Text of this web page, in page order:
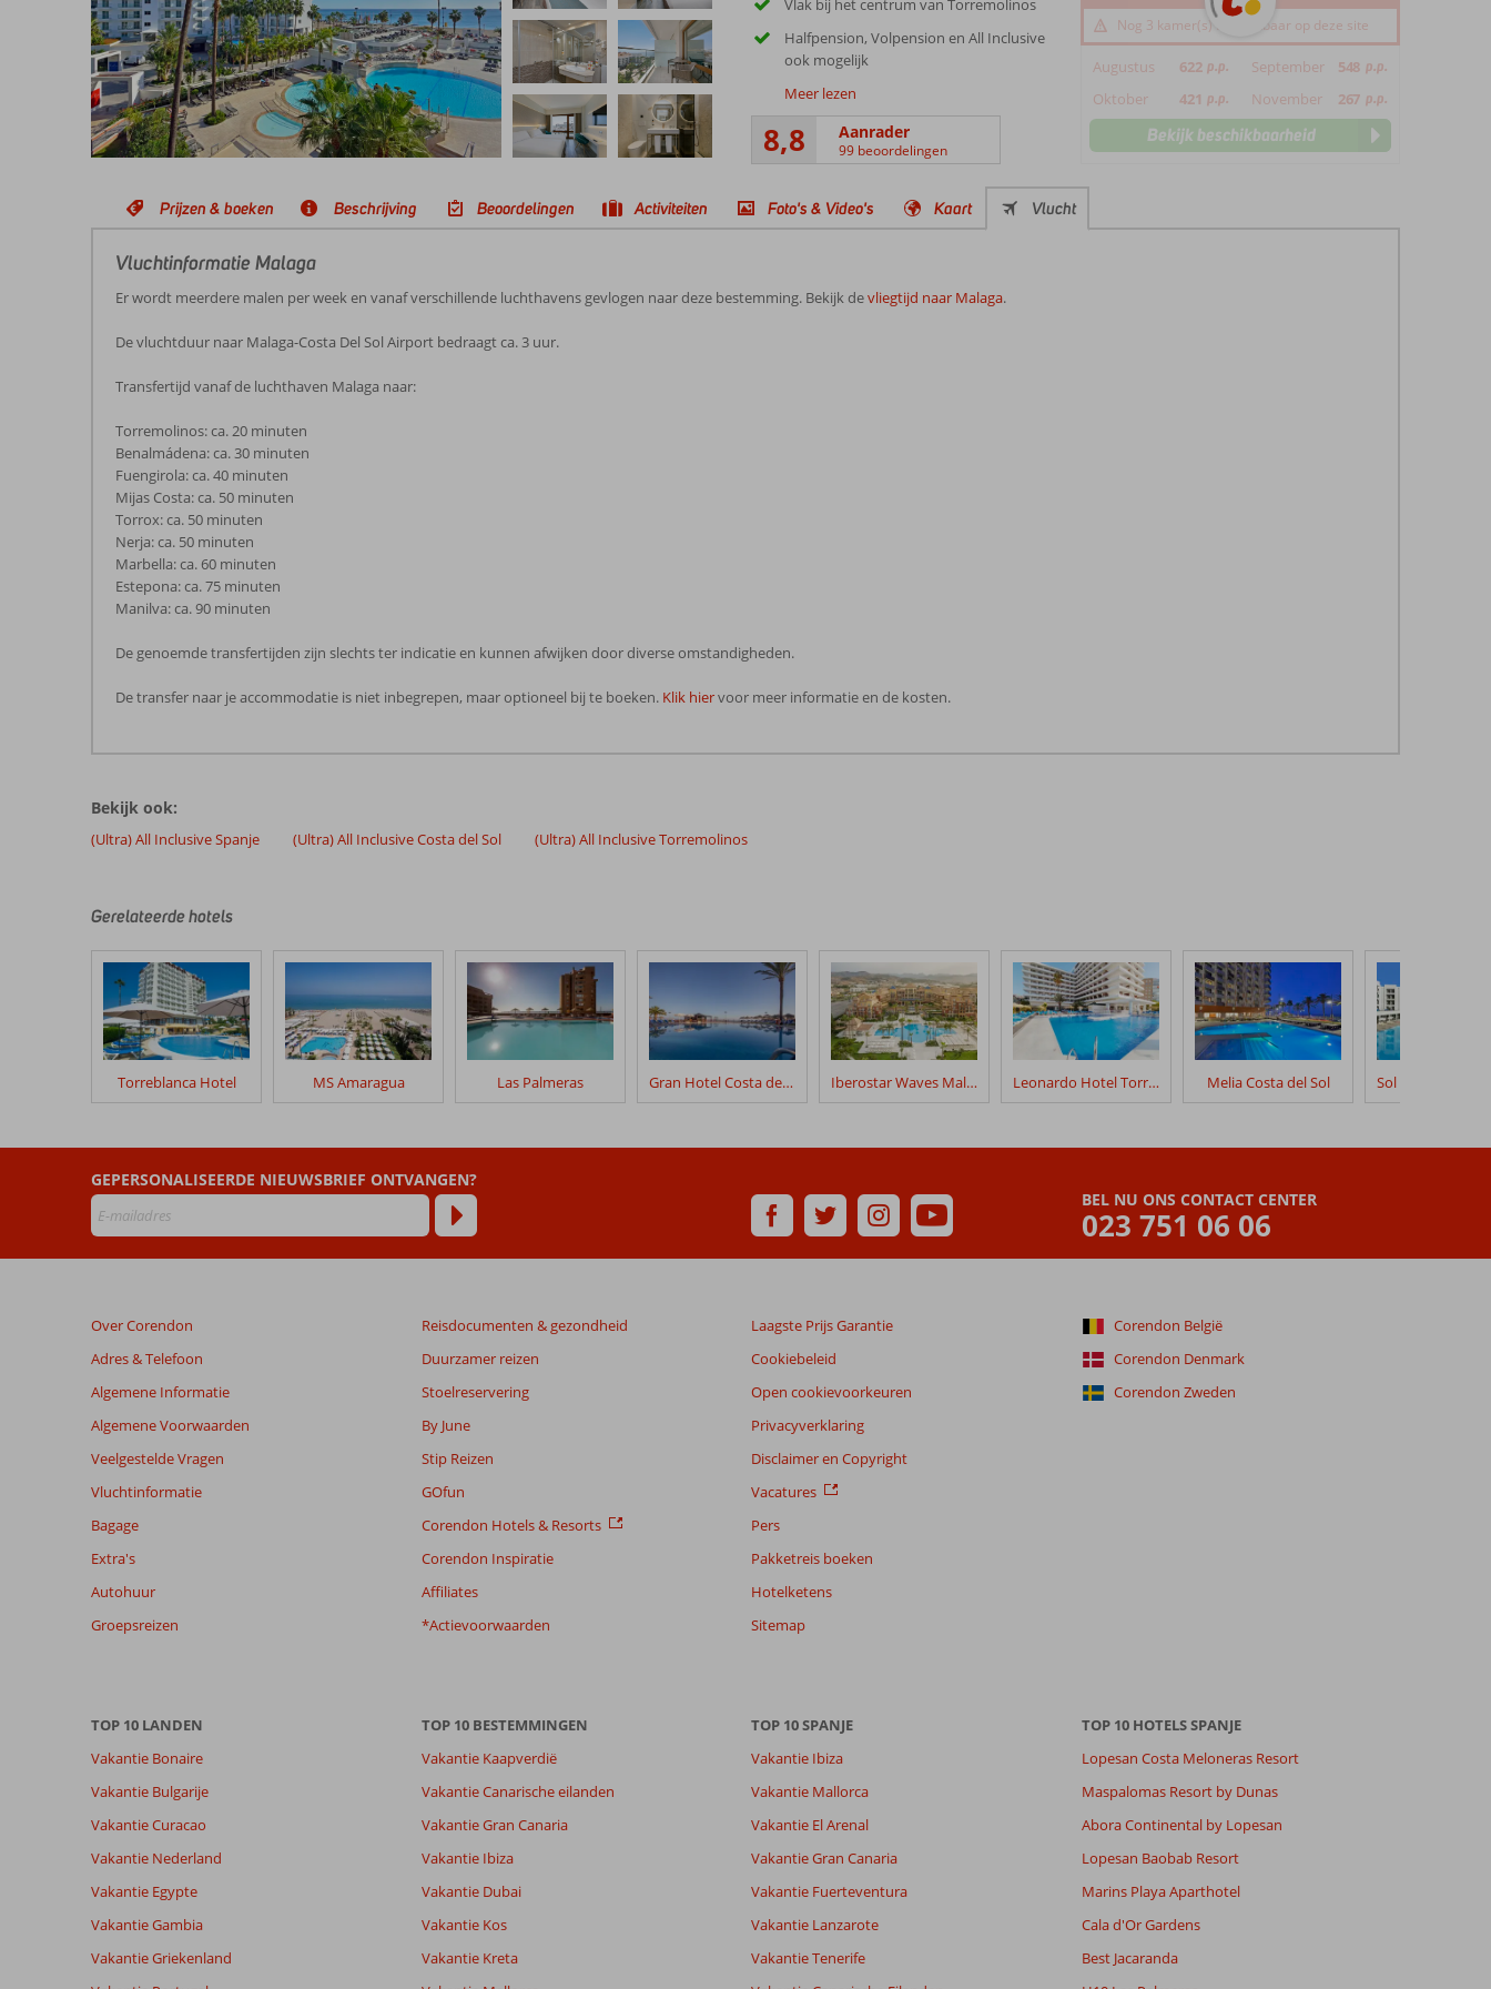
Vlak bij het centrum van Torremolinos
Halfpension, Volpension en All Inclusive
ook mogelijk
Meer lezen
8,8 Aanrader
99 beoordelingen
Nog 3 kamer(s) beschikbaar op deze site
Augustus 622 p.p. September 548 p.p.
Oktober 421 p.p. November 267 p.p.
Bekijk beschikbaarheid
Prijzen & boeken Beschrijving Beoordelingen Activiteiten Foto's & Video's Kaart Vlucht
Vluchtinformatie Malaga
Er wordt meerdere malen per week en vanaf verschillende luchthavens gevlogen naar deze bestemming. Bekijk devliegtijd naar Malaga.
De vluchtduur naar Malaga-Costa Del Sol Airport bedraagt ca. 3 uur.
Transfertijd vanaf de luchthaven Malaga naar:
Torremolinos: ca. 20 minuten
Benalmádena: ca. 30 minuten
Fuengirola: ca. 40 minuten
Mijas Costa: ca. 50 minuten
Torrox: ca. 50 minuten
Nerja: ca. 50 minuten
Marbella: ca. 60 minuten
Estepona: ca. 75 minuten
Manilva: ca. 90 minuten
De genoemde transfertijden zijn slechts ter indicatie en kunnen afwijken door diverse omstandigheden.
De transfer naar je accommodatie is niet inbegrepen, maar optioneel bij te boeken. Klik hiervoor meer informatie en de kosten.
door
onze
klanten
hun
in
Sol
Torremolinos
Don
Pablo
Beoordelingen
ouder
zijn
dan
48
maanden
worden
weergegeven
om
relevantie
van
getoonde
beoordelingen
onze
Gebaseerd op:
99
beoordelingen
8,8
Aanrader
Eten
8,0
Kindvriendelijk 8,0
Wifi kwaliteit
6,9
Ervaringen
van onze
klanten
Taal
Filter reisgezelschap
Alle
Sorteren op
datum (nieuw > oud)
Bekijk ook:
(Ultra) All Inclusive Spanje (Ultra) All Inclusive Costa del Sol (Ultra) All Inclusive Torremolinos
Gerelateerde hotels
Torreblanca Hotel MS Amaragua Las Palmeras Gran Hotel Costa del Sol Iberostar Waves Malaga Playa Leonardo Hotel Torremolinos Melia Costa del Sol
BEL NU ONS CONTACT CENTER
023 751 06 06
GEPERSONALISEERDE NIEUWSBRIEF ONTVANGEN?
Over Corendon
Adres & Telefoon
Algemene Informatie
Algemene Voorwaarden
Veelgestelde Vragen
Vluchtinformatie
Bagage
Extra's
Autohuur
Groepsreizen
Reisdocumenten & gezondheid
Duurzamer reizen
Stoelreservering
By June
Stip Reizen
GOfun
Corendon Hotels & Resorts
Corendon Inspiratie
Affiliates
*Actievoorwaarden
Laagste Prijs Garantie
Cookiebeleid
Open cookievoorkeuren
Privacyverklaring
Disclaimer en Copyright
Vacatures
Pers
Pakketreis boeken
Hotelketens
Sitemap
Corendon België
Corendon Denmark
Corendon Zweden
TOP 10 LANDEN
Vakantie Bonaire
Vakantie Bulgarije
Vakantie Curacao
Vakantie Nederland
Vakantie Egypte
Vakantie Gambia
Vakantie Griekenland
TOP 10 BESTEMMINGEN
Vakantie Kaapverdië
Vakantie Canarische eilanden
Vakantie Gran Canaria
Vakantie Ibiza
Vakantie Dubai
Vakantie Kos
Vakantie Kreta
TOP 10 SPANJE
Vakantie Ibiza
Vakantie Mallorca
Vakantie El Arenal
Vakantie Gran Canaria
Vakantie Fuerteventura
Vakantie Lanzarote
Vakantie Tenerife
TOP 10 HOTELS SPANJE
Lopesan Costa Meloneras Resort
Maspalomas Resort by Dunas
Abora Continental by Lopesan
Lopesan Baobab Resort
Marins Playa Aparthotel
Cala d'Or Gardens
Best Jacaranda